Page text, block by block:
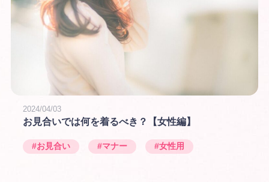
2024/04/03
お見合いでは何を着るべき？【女性編】
#お見合い #マナー #女性用